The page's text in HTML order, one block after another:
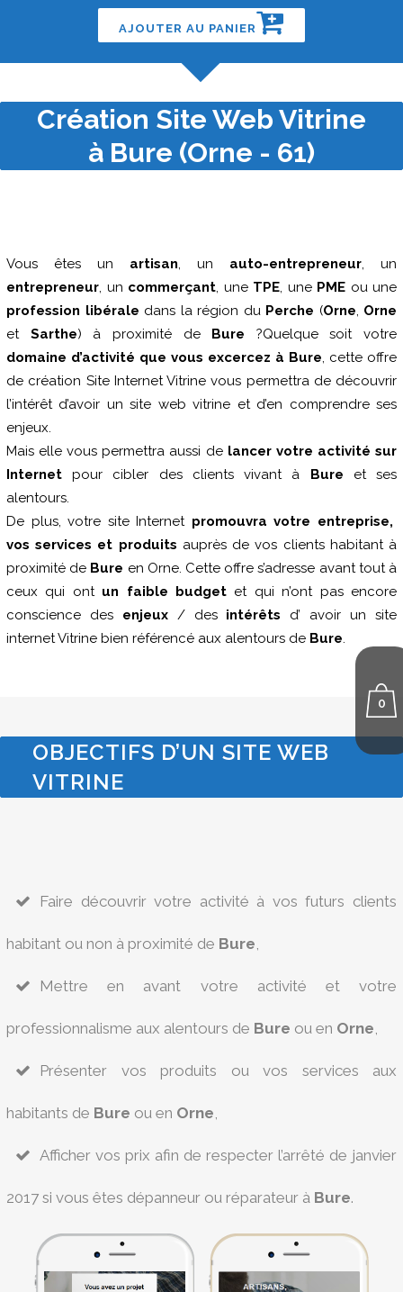
0
AJOUTER AU PANIER
Création Site Web Vitrine
à Bure (Orne - 61)
Vous êtes un artisan, un auto-entrepreneur, un
entrepreneur, un commerçant, une TPE, une PME ou une
profession libérale dans la région du Perche (Orne, Orne
et Sarthe) à proximité de Bure ?Quelque soit votre
domaine d’activité que vous excercez à Bure, cette offre
de création Site Internet Vitrine vous permettra de découvrir
l’intérêt d’avoir un site web vitrine et d’en comprendre ses
enjeux.
Mais elle vous permettra aussi de lancer votre activité sur
Internet pour cibler des clients vivant à Bure et ses
alentours.
De plus, votre site Internet promouvra votre entreprise,
vos services et produits auprès de vos clients habitant à
proximité de Bure en Orne. Cette offre s’adresse avant tout à
ceux qui ont un faible budget et qui n’ont pas encore
conscience des enjeux/ des intérêts d’ avoir un site
internet Vitrine bien référencé aux alentours de Bure.
OBJECTIFS D’UN SITE WEB
VITRINE
Faire découvrir votre activité à vos futurs clients
habitant ou non à proximité de Bure,
Mettre en avant votre activité et votre
professionnalisme aux alentours de Bure ou en Orne,
Présenter vos produits ou vos services aux
habitants de Bure ou en Orne,
Afficher vos prix afin de respecter l’arrêté de janvier
2017 si vous êtes dépanneur ou réparateur à Bure.